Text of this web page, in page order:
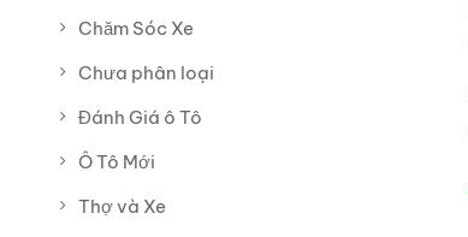
Chăm Sóc Xe
Chưa phân loại
Đánh Giá ô Tô
Ô Tô Mới
Thợ và Xe